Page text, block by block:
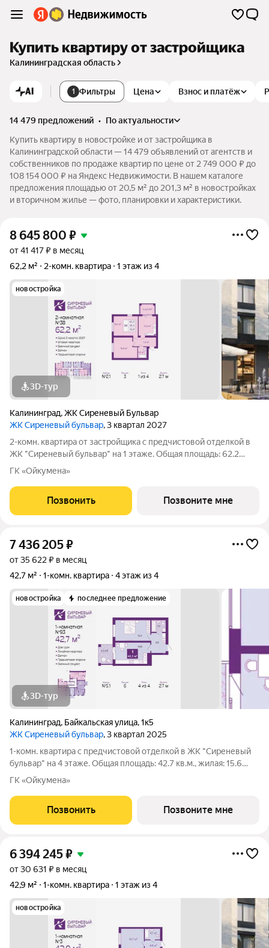
Купить квартиру от застройщика
Калининградская область
AI 1 Фильтры Цена Взнос и платёж
14 479 предложений •
по актуальности
Купить квартиру в новостройке и от застройщика в
Калининградской области — 14 479 объявлений от агентств и
собственников по продаже квартир по цене от 2 749 000 ₽ до
108 154 000 ₽ на Яндекс Недвижимости. В нашем каталоге
предложения площадью от 20,5 м² до 201,3 м² в новостройках
и вторичном жилье — фото, планировки и характеристики.
8 645 800 ₽
от 41 417 ₽ в месяц
62,2 м²
2-комн. квартира 1 этаж из 4
новостройка
3D-тур
Калининград,ЖК Сиреневый Бульвар
ЖК Сиреневый бульвар, 3 квартал 2027
2-комн. квартира от застройщика с предчистовой отделкой в
ЖК "Сиреневый бульвар" на 1 этаже. Общая площадь: 62.2
кв.м., жилая: 35.3 кв.м., площадь просторной кухни-столовой:
13 кв.м. Квартира угловая, идеально подойдет любителям
тишины и панорамных
ГК «Ойкумена»
Позвонить Позвоните мне
7 436 205₽
от 35 622 ₽ в месяц
42,7 м²
1-комн. квартира 4 этаж из 4
новостройка последнее предложение
3D-тур
Калининград, Байкальская улица,1к5
ЖК Сиреневый бульвар, 3 квартал 2025
1-комн. квартира с предчистовой отделкой в ЖК "Сиреневый
бульвар" на 4 этаже. Общая площадь: 42.7 кв.м., жилая: 15.6
кв.м., площадь просторной кухни-столовой: 14.5 кв.м. Все окна
выходят на одну сторону. В квартире один балкон, один
совмещенный
ГК «Ойкумена»
Позвонить Позвоните мне
6 394 245₽
от 30 631 ₽ в месяц
42,9 м²
1-комн. квартира 1 этаж из 4
новостройка